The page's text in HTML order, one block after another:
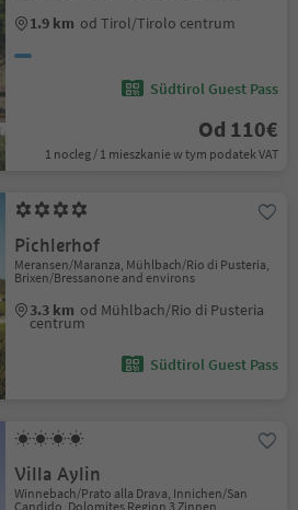
1.9 km od Tirol/Tirolo centrum
Südtirol Guest Pass
Od 110€
1 nocleg / 1 mieszkanie w tym podatek VAT
Pichlerhof
Meransen/Maranza, Mühlbach/Rio di Pusteria,
Brixen/Bressanone and environs
3.3 km od Mühlbach/Rio di Pusteria
centrum
Südtirol Guest Pass
Villa Aylin
Winnebach/Prato alla Drava, Innichen/San
Candido, Dolomites Region 3 Zinnen